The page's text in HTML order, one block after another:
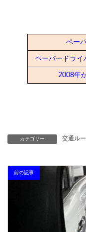
ペー
ペーパードライ
2008年
カテゴリー 交通ル
前の記事